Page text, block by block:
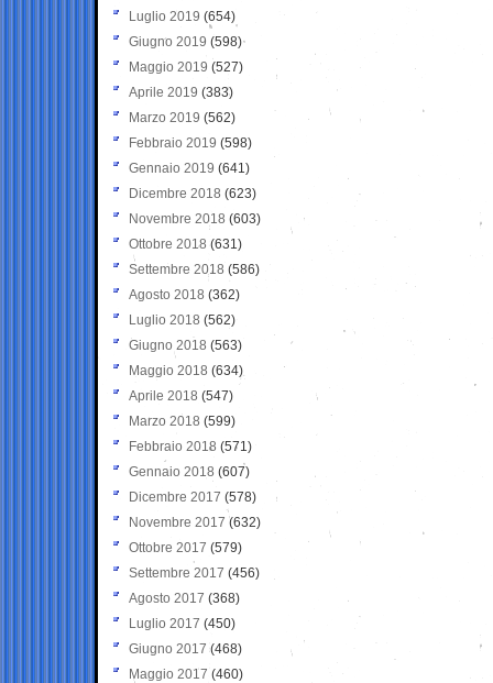
Luglio 2019 (654)
Giugno 2019 (598)
Maggio 2019 (527)
Aprile 2019 (383)
Marzo 2019 (562)
Febbraio 2019 (598)
Gennaio 2019 (641)
Dicembre 2018 (623)
Novembre 2018 (603)
Ottobre 2018 (631)
Settembre 2018 (586)
Agosto 2018 (362)
Luglio 2018 (562)
Giugno 2018 (563)
Maggio 2018 (634)
Aprile 2018 (547)
Marzo 2018 (599)
Febbraio 2018 (571)
Gennaio 2018 (607)
Dicembre 2017 (578)
Novembre 2017 (632)
Ottobre 2017 (579)
Settembre 2017 (456)
Agosto 2017 (368)
Luglio 2017 (450)
Giugno 2017 (468)
Maggio 2017 (460)